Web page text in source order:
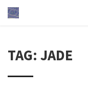
TAG: JADE